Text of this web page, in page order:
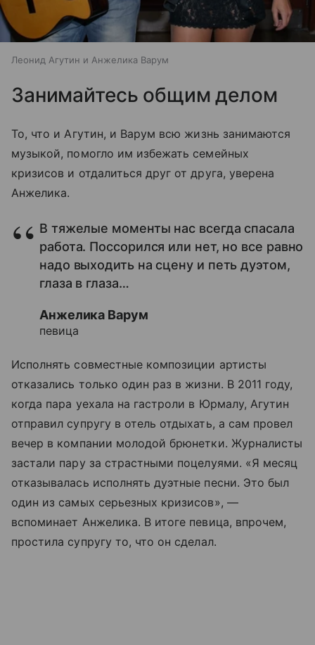
Леонид Агутин и Анжелика Варум
Занимайтесь общим делом
То, что и Агутин, и Варум всю жизнь занимаются
музыкой, помогло им избежать семейных
кризисов и отдалиться друг от друга, уверена
Анжелика.
В тяжелые моменты нас всегда спасала
работа. Поссорился или нет, но все равно
надо выходить на сцену и петь дуэтом,
глаза в глаза…
Анжелика Варум
певица
Исполнять совместные композиции артисты
отказались только один раз в жизни. В 2011 году,
когда пара уехала на гастроли в Юрмалу, Агутин
отправил супругу в отель отдыхать, а сам провел
вечер в компании молодой брюнетки. Журналисты
застали пару за страстными поцелуями. «Я месяц
отказывалась исполнять дуэтные песни. Это был
один из самых серьезных кризисов», —
вспоминает Анжелика. В итоге певица, впрочем,
простила супругу то, что он сделал.